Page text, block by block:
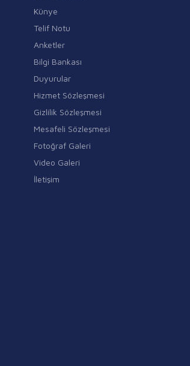
Künye
Telif Notu
Anketler
Bilgi Bankası
Duyurular
Hizmet Sözleşmesi
Gizlilik Sözleşmesi
Mesafeli Sözleşmesi
Fotoğraf Galeri
Video Galeri
İletişim